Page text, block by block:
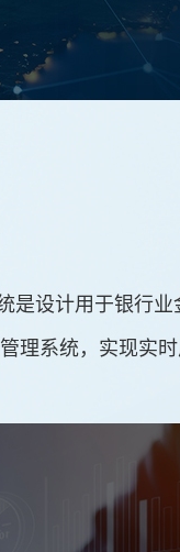
设计用于银行业
理系统，实现实